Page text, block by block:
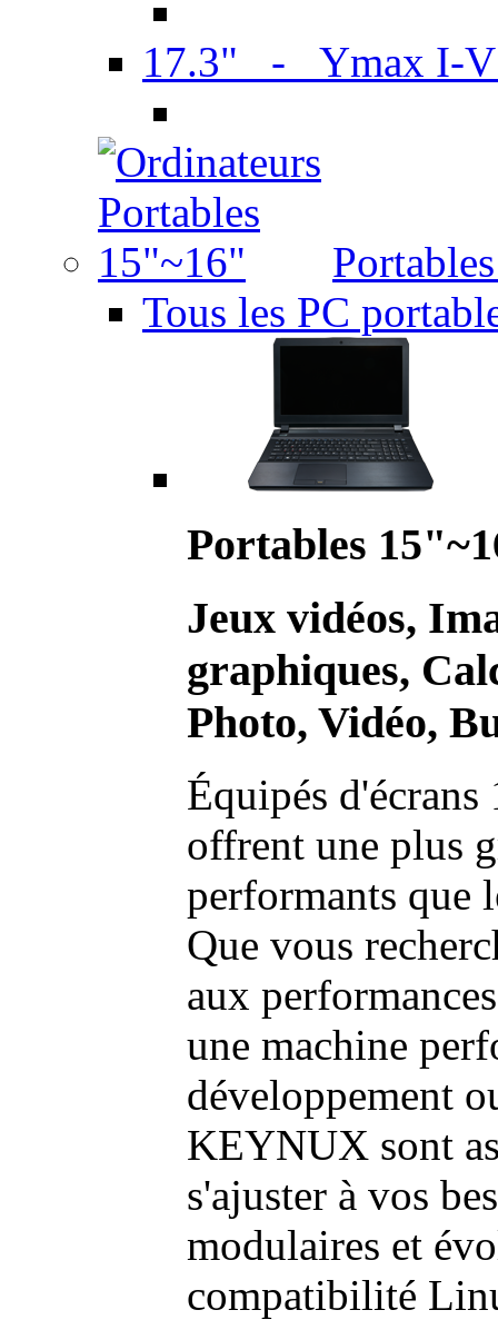
17.3" - Ymax I-
Tous les PC
Portables
Jeux vidéos,
graphiques,
Photo, Vidéo,
Équipés
offrent une plus
performants que
Que vous
aux
une machine
développement
KEYNUX sont
s'ajuster à vos
modulaires et
compatibilité